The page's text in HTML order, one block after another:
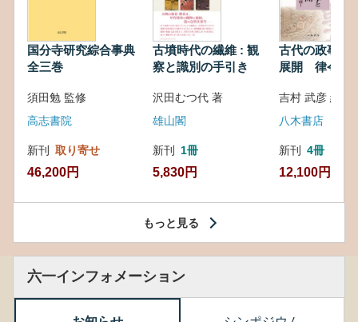
国分寺研究綜合事典
全三巻
須田勉 監修
高志書院
新刊 取り寄せ
46,200円
古墳時代の繊維 : 観
察と識別の手引き
沢田むつ代 著
雄山閣
新刊 1冊
5,830円
古代の政事と
展開 律令・
吉村 武彦 編集
八木書店
新刊 4冊
12,100円
もっと見る
六一インフォメーション